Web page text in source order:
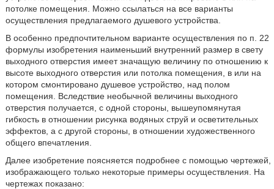
потолке помещения. Можно ссылаться на все варианты
осуществления предлагаемого душевого устройства.
В особенно предпочтительном варианте осуществления по п. 22
формулы изобретения наименьший внутренний размер в свету
выходного отверстия имеет значащую величину по отношению к
высоте выходного отверстия или потолка помещения, в или на
котором смонтировано душевое устройство, над полом
помещения. Вследствие необычной величины выходного
отверстия получается, с одной стороны, вышеупомянутая
гибкость в отношении рисунка водяных струй и осветительных
эффектов, а с другой стороны, в отношении художественного
общего впечатления.
Далее изобретение поясняется подробнее с помощью чертежей,
изображающего только некоторые примеры осуществления. На
чертежах показано: